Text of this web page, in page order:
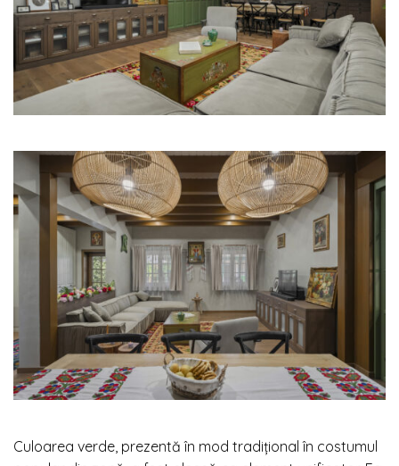
Culoarea verde, prezentă în mod tradițional în costumul